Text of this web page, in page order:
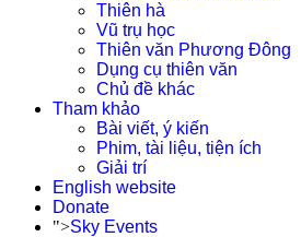
Thiên hà
Vũ trụ học
Thiên văn Phương Đông
Dụng cụ thiên văn
Chủ đề khác
Tham khảo
Bài viết, ý kiến
Phim, tài liệu, tiện ích
Giải trí
English website
Donate
">Sky Events